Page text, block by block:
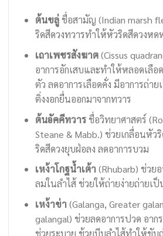
ต้นขลู่ชื่อสามัญ (Indian marsh
ริดสีดวงทวารทำให้หัวริดสีดวงหด
เถาเพชรสังฆาต(Cissus
อาการอักเสบและทำให้หลอดเลื
ตัว ลดอาการเลือดคั่ง มีอาการถ่า
ติ่งงอกยื่นออกมาจากทวาร
ต้นอัคคีทวารชื่อวิทยาศาสตร์
Steane & Mabb.) ช่วยเกลื่อนหัว
ริดสีดวงยุบฝ่อลง ลดอาการบวม
เหง้าโกฐน้ำเต้า(Rhubarb) ช่วย
ลมในลำไส้ ช่วยให้ถ่ายง่ายถ่ายเป็
เหง้าข่า(Galanga, Greater
galangal) ช่วยลดอาการปวด อา
ช่วยระบาย ช้วยบีบลำไส้ทำให้ขับ